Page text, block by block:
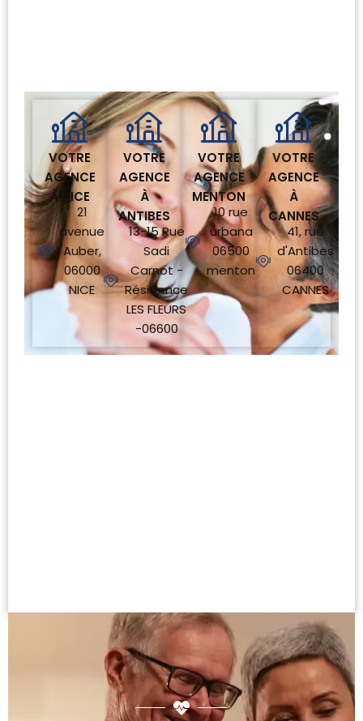
VOTRE
AGENCE
À NICE
21
avenue
Auber,
06000
NICE
VOTRE
AGENCE
À
ANTIBES
13-15 Rue
Sadi
Carnot -
Résidence
LES FLEURS
-06600
VOTRE
AGENCE
MENTON
10 rue
urbana
06500
menton
VOTRE
AGENCE
À
CANNES
41, rue
d'Antibes
06400
CANNES